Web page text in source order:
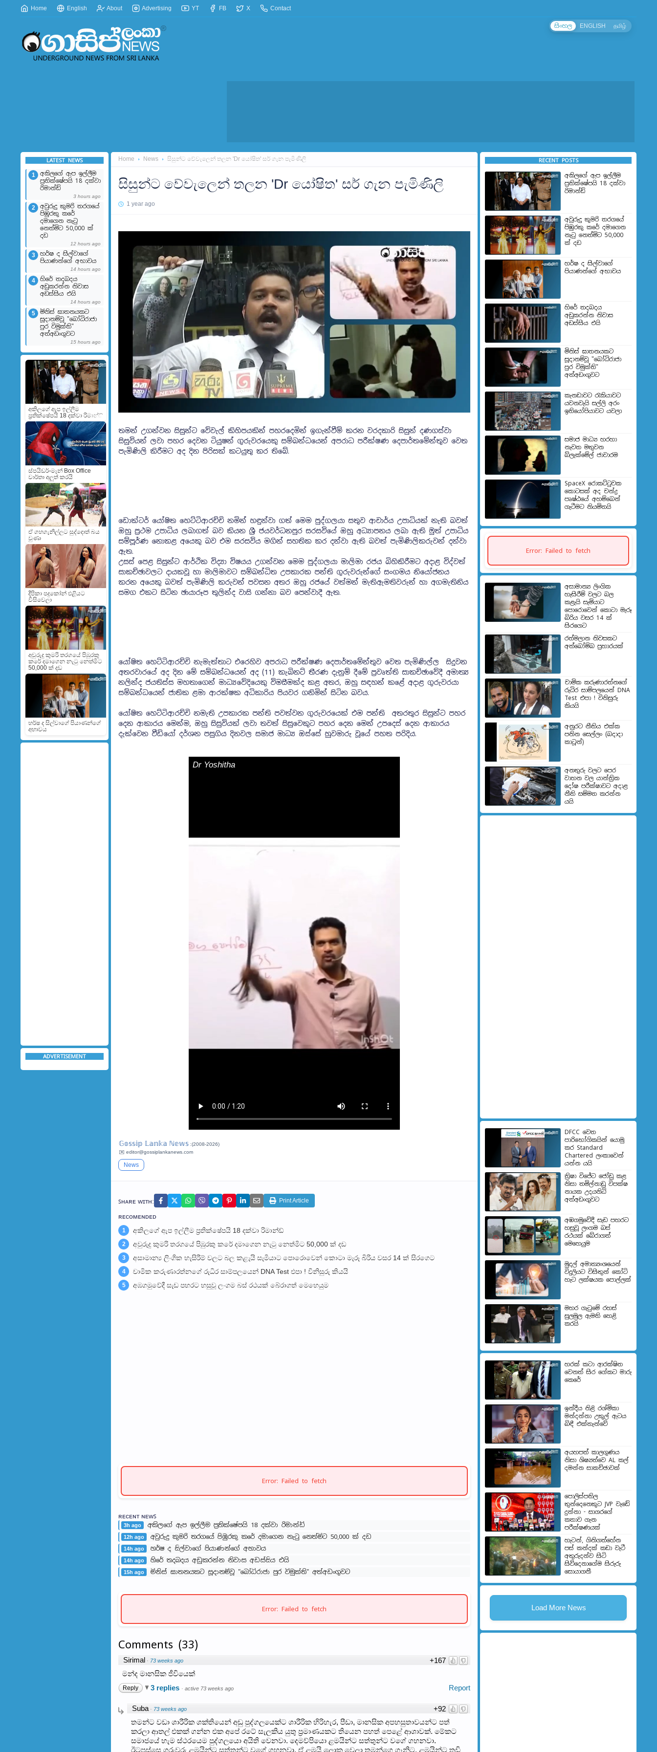
Home English About Advertising YT FB X Contact
සිංහල ENGLISH தமிழ்
LATEST NEWS
1
අකිලගේ ඇප ඉල්ලීම
ප්‍රතික්ෂේපයි 18 දක්වා
රිමාන්ඩ්
3 hours ago
2
අවුරුදු කුමරි තරගයේ
පිඹුරකු කරේ
දමාගෙන නැටු
නෙත්මිට 50,000 ක්
දඩ
12 hours ago
3
හර්ෂ ද සිල්වාගේ
පියාණන්ගේ අභාවය
14 hours ago
4
හිරේ තදබදය
අඩුකරන්න නිවාස
අඩස්සිය එයි
14 hours ago
5
මිනිස් ඝාතනයකට
සූදානම්වූ "බෝධිරාජා
පුර විමුක්ති"
අත්අඩංගුවට
15 hours ago
අකිලගේ ඇප ඉල්ලීම
ප්‍රතික්ෂේපයි 18 දක්වා රිමාන්ඩ්
ස්පයිඩර්-මෑන් Box Office
වාර්තා අලුත් කරයි
ඒ ගහගැනිල්ලට සුද්දොත් බය
වුණා
දීපිකා පදුකෝන් එළියට
විසිවෙලා
අවුරුදු කුමරි තරගයේ පිඹුරකු
කරේ දමාගෙන නැටු නෙත්මිට
50,000 ක් දඩ
හර්ෂ ද සිල්වාගේ පියාණන්ගේ
අභාවය
ADVERTISEMENT
Home News සිසුන්ට වේවැලෙන් තලන 'Dr යෝෂිත' සර් ගැන පැමිණිලි
සිසුන්ට වේවැලෙන් තලන 'Dr යෝෂිත' සර් ගැන පැමිණිලි
1 year ago
තමන් උගන්වන සිසුන්ට වේවැල් කිහිපයකින් පහරදෙමින් ඉගැන්වීම් කරන වරදකාරි සිසුන් දණගස්වා
සිසුවියන් ලවා පහර දෙවන ටියුෂන් ගුරුවරයෙකු සම්බන්ධයෙන් අපරාධ පරීක්ෂණ දෙපාර්තමේන්තුව වෙත
පැමිණිලි කිරීමට අද දින පිරිසක් කටයුතු කර තිබේ.
ඩොක්ටර් යෝෂිත හෙට්ටිආරච්චි නමින් හඳුන්වා ගත් මෙම පුද්ගලයා සතුව ආචාර්ය උපාධියක් නැති බවත්
ඔහු ප්‍රථම උපාධිය ලබාගත් බව කියන ශ්‍රී ජයවර්ධනපුර සරසවියේ ඔහු අධ්‍යාපනය ලබා ඇති මුත් උපාධිය
සම්පූර්ණ නොකළ අයෙකු බව එම සරසවිය මගින් සහතික කර දන්වා ඇති බවත් පැමිණිලිකරුවන් දන්වා
ඇත.
උසස් පෙළ සිසුන්ට ආර්ථික විද්‍යා විෂයය උගන්වන මෙම පුද්ගලයා මාලිමා රජය බිහිකිරීමට අදාළ විද්වත්
සාකච්ඡාවලට දායකවූ හා මාලිමාවට සම්බන්ධිත උපකාරක පන්ති ගුරුවරුන්ගේ සංගමය නියෝජනය
කරන අයෙකු බවත් පැමිණිලි කරුවන් පවසන අතර ඔහු රජයේ වත්මන් මැතිඇමතිවරුන් හා අගමැතිනිය‍
සමග එකට සිටින ඡායාරූප තුලින්ද වාසි ගන්නා බව පෙන්වාදී ඇත.
යෝෂිත හෙට්ටිආරච්චි නැමැත්තාට එරෙහිව අපරාධ පරීක්ෂණ දෙපාර්තමේන්තුව වෙත පැමිණිල්ල සිදුවන
අතරවාරයේ අද දින මේ සම්බන්ධයෙන් අද (11) කැබිනට් තීරණ දැනුම් දීමේ ප්‍රවෘත්ති සාකච්ඡාවේදී අමාත්‍ය
නලින්ද ජයතිස්ස මහතාගෙන් මාධ්‍යවේදියෙකු විමසීමක්ද කළ අතර, ඔහු සඳහන් කළේ අදාළ ගුරුවරයා
සම්බන්ධයෙන් ජාතික ළමා ආරක්ෂක අධිකාරිය පියවර ගනිමින් සිටින බවය.
යෝෂිත හෙට්ටිආරච්චි නමැති උපකාරක පන්ති පවත්වන ගුරුවරයෙක් එම පන්ති අතරතුර සිසුන්ට පහර
දෙන ආකාරය මෙන්ම, ඔහු සිසුවියක් ලවා තවත් සිසුවෙකුට පහර දෙන මෙන් උපදෙස් දෙන ආකාරය
දැක්වෙන වීඩියෝ දර්ශන පසුගිය දිනවල සමාජ මාධ්‍ය ඔස්සේ හුවමාරු වූයේ පහත පරිදිය.
Dr Yoshitha
𝔾𝕠𝕤𝕤𝕚𝕡 𝕃𝕒𝕟𝕜𝕒 ℕ𝕖𝕨𝕤 :(2008-2026)
✉️ editor@gossiplankanews.com
News
ꜱʜᴀʀᴇ ᴡɪᴛʜ: Print Article
ʀᴇᴄᴏᴍᴇɴᴅᴇᴅ
1 අකිලගේ ඇප ඉල්ලීම ප්‍රතික්ෂේපයි 18 දක්වා රිමාන්ඩ්
2 අවුරුදු කුමරි තරගයේ පිඹුරකු කරේ දමාගෙන නැටු නෙත්මිට 50,000 ක් දඩ
3 අසාමාන්‍ය ලිංගික හැසිරීම් වලට බල කළැයි සැමියාට පොරොවෙන් කොටා මැරූ බිරිය වසර 14 ක් සිරගෙට
4 චාමික කරුණාරත්නගේ රුධිර සාම්පලයෙන් DNA Test එපා ! විනිසුරු කියයි
5 අඹගමුවේදී සැඩ පහරට හසුවූ ලංගම බස් රථයක් බේරාගත් මෙහෙයුම
Error: Failed to fetch
ʀᴇᴄᴇɴᴛ ɴᴇᴡꜱ
3h ago අකිලගේ ඇප ඉල්ලීම ප්‍රතික්ෂේපයි 18 දක්වා රිමාන්ඩ්
12h ago අවුරුදු කුමරි තරගයේ පිඹුරකු කරේ දමාගෙන නැටු නෙත්මිට 50,000 ක් දඩ
14h ago හර්ෂ ද සිල්වාගේ පියාණන්ගේ අභාවය
14h ago හිරේ තදබදය අඩුකරන්න නිවාස අඩස්සිය එයි
15h ago මිනිස් ඝාතනයකට සූදානම්වූ "බෝධිරාජා පුර විමුක්ති" අත්අඩංගුවට
Error: Failed to fetch
Comments (33)
+167
Sirimal · 73 weeks ago
මන්ද මානසික ජීවියෙක්
Report
Reply 3 replies · active 73 weeks ago
+92
Suba · 73 weeks ago
තමන්ට වඩා ශාරීරික ශක්තියෙන් අඩු පුද්ගලයෙක්ට ශාරීරික හිරිහැර, පීඩා, මානසික අපහසුතාවයන්ට පත්
කරලා ආතල් එකක් ගන්න එක අපේ රටේ සැලකිය යුතු ප්‍රමාණයකට තියෙන පහත් පෙළේ ආශාවක්. මේකට
සමාජයේ හැම ස්ථරයෙම පුද්ගලයො අයිති වෙනවා. දෙමව්පියො ළමයින්ට සත්තුන්ට වගේ ගහනවා.
ඊටපස්සෙ ගුරුවරු ළමයින්ට සත්තුන්ට වගේ ගහනවා. ඒ ළමයි ලොකු වෙලා තමන්ගෙ ගෑනිට, ළමයින්ට තඩි
RECENT POSTS
අකිලගේ ඇප ඉල්ලීම
ප්‍රතික්ෂේපයි 18 දක්වා
රිමාන්ඩ්
අවුරුදු කුමරි තරගයේ
පිඹුරකු කරේ දමාගෙන
නැටු නෙත්මිට 50,000
ක් දඩ
හර්ෂ ද සිල්වාගේ
පියාණන්ගේ අභාවය
හිරේ තදබදය
අඩුකරන්න නිවාස
අඩස්සිය එයි
මිනිස් ඝාතනයකට
සූදානම්වූ "බෝධිරාජා
පුර විමුක්ති"
අත්අඩංගුවට
කැනඩාවට රැකියාවට
යවනවැයි සල්ලි අරං
ඉතියෝපියාවට යවලා
සමාජ මාධ්‍ය හරහා
නැවත මතුවන
බ්ලැක්මේල් ජාවාරම
SpaceX රොකට්ටුවක
කොටසක් අද චන්ද්‍ර
පෘෂ්ඨයේ අහම්බෙන්
ගැටීමට නියමිතයි
Error: Failed to fetch
අසාමාන්‍ය ලිංගික
හැසිරීම් වලට බල
කළැයි සැමියාට
පොරොවෙන් කොටා මැරූ
බිරිය වසර 14 ක්
සිරගෙට
රත්මලාන නිවසකට
අත්බෝම්බ ප්‍රහාරයක්
චාමික කරුණාරත්නගේ
රුධිර සාම්පලයෙන් DNA
Test එපා ! විනිසුරු
කියයි
අනුරට නීතිය එක්ක
පනින සෙල්ලං (බදාදා
කාටූන්)
අනතුරු වලට පෙර
වාහන වල යාන්ත්‍රික
දෝෂ පරීක්ෂාවට අදාළ
නීති සම්මත කරන්න
යයි
DFCC වෙත
පාරිභෝගිකයින් යොමු
කර Standard
Chartered ලංකාවෙන්
යන්න යයි
ත්‍රිෂා විජේට ජෝඩු කළ
නිසා තමිල්නාඩු විපක්ෂ
නායක උදයනිධි
අත්අ‍ඩංගුවට
අඹගමුවේදී සැඩ පහරට
හසුවූ ලංගම බස්
රථයක් බේරාගත්
මෙහෙයුම
මුදල් අමාත්‍යංශයෙන්
විදුලියට විසිතුන් කෝටි
හැට ලක්ෂයක පොල්ලක්
මහර ගැටුමේ රහස්
සුලමුල ඇමති හෙළි
කරයි
හරක් කටා ආරක්ෂිත
වෙනත් සිර ගේකට මාරු
කෙරේ
ඉන්දීය නිළි රශ්මිකා
මන්දන්නා උකුල් ඇටය
බිඳී එක්තැන්වේ
අයහපත් කාලගුණය
නිසා ශිෂ්‍යත්වෙ AL කල්
දමන්න සාකච්ඡාවක්
පොලිස්පතිල
තුන්දෙනෙකුට JVP වැඩේ
දුන්නා - සාගරගේ
කතාව ගැන
පරීක්ෂණයක්
හැටන්, ගිනිගත්හේන
පස් කන්දක් කඩා වැටී
අතුරුදන්ව සිටි
සිව්දෙනාගේම සිරුරු
සොයාගනී
Load More News